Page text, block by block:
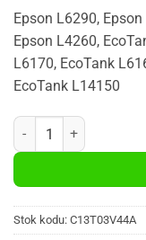
Epson L6290,
Epson L4260,
L6170, EcoTank
EcoTank L14150
Epson C13T03V44A
Stok kodu: C13T03V44A